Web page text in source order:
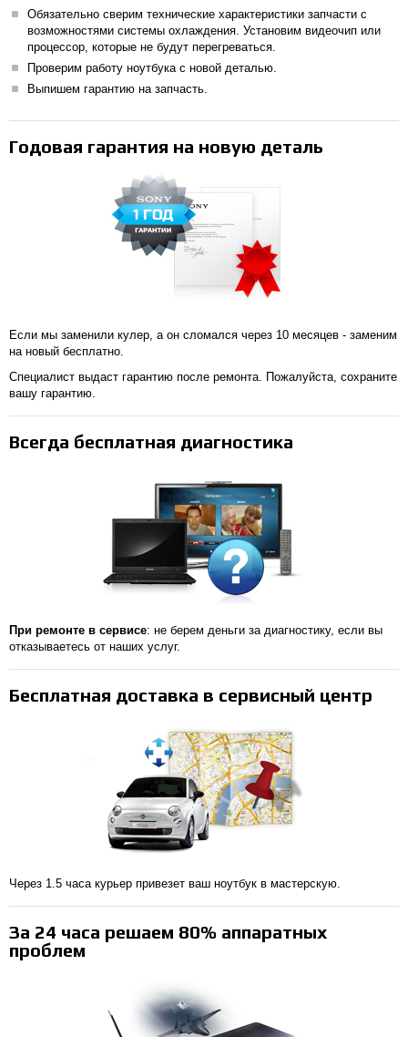
Обязательно сверим технические характеристики запчасти с
возможностями системы охлаждения. Установим видеочип или
процессор, которые не будут перегреваться.
Проверим работу ноутбука с новой деталью.
Выпишем гарантию на запчасть.
Годовая гарантия на новую деталь
Если мы заменили кулер, а он сломался через 10 месяцев - заменим
на новый бесплатно.
Специалист выдаст гарантию после ремонта. Пожалуйста, сохраните
вашу гарантию.
Всегда бесплатная диагностика
При ремонте в сервисе: не берем деньги за диагностику, если вы
отказываетесь от наших услуг.
Бесплатная доставка в сервисный центр
Через 1.5 часа курьер привезет ваш ноутбук в мастерскую.
За 24 часа решаем 80% аппаратных
проблем